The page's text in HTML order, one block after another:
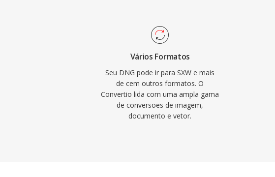
Vários Formatos
Seu DNG pode ir para SXW e mais
de cem outros formatos. O
Convertio lida com uma ampla gama
de conversões de imagem,
documento e vetor.